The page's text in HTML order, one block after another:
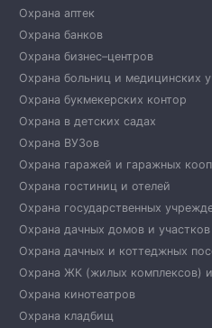
Охрана аптек
Охрана банков
Охрана бизнес–центров
Охрана больниц и медицинских
Охрана букмекерских контор
Охрана в детских садах
Охрана ВУЗов
Охрана гаражей и гаражных
Охрана гостиниц и отелей
Охрана государственных
Охрана дачных домов и участков
Охрана дачных и коттеджных
Охрана ЖК (жилых комплексов)
Охрана кинотеатров
Охрана кладбищ